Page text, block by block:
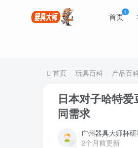
首页1
首页 玩具百科 产品百
日本对子哈特
同需求
广州器具大师杯研
2个月前更新